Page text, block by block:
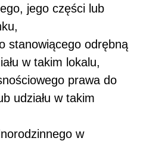
jego części lub
stanowiącego odrębną
w takim lokalu,
prawa do
udziału w takim
w